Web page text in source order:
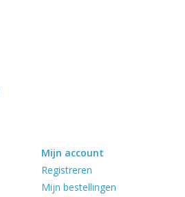
Mijn account
Registreren
Mijn bestellingen